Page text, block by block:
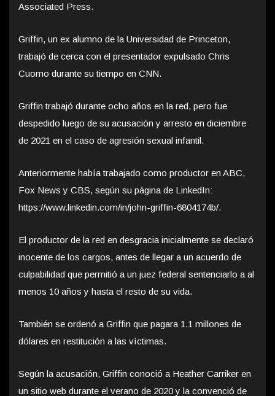
Associated Press.
Griffin, un ex alumno de la Universidad de Princeton,
trabajó de cerca con el presentador expulsado Chris
Cuomo durante su tiempo en CNN.
Griffin trabajó durante ocho años en la red, pero fue
despedido luego de su acusación y arresto en diciembre
de 2021 en el caso de agresión sexual infantil.
Anteriormente había trabajado como productor en ABC,
Fox News y CBS, según su página de LinkedIn:
https://www.linkedin.com/in/john-griffin-6804174b/.
El productor de la red en desgracia inicialmente se declaró
inocente de los cargos, antes de llegar a un acuerdo de
culpabilidad que permitió a un juez federal sentenciarlo a al
menos 10 años y hasta el resto de su vida.
También se ordenó a Griffin que pagara 1.1 millones de
dólares en restitución a las víctimas.
Según la acusación, Griffin conoció a Heather Carriker en
un sitio web durante el verano de 2020 y la convenció de